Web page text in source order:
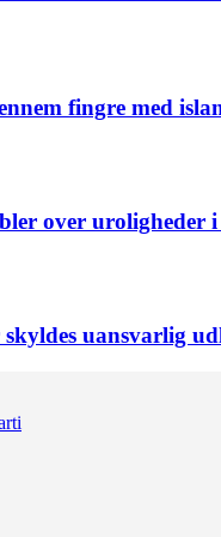
fingre med
over uroligheder i
skyldes uansvarlig